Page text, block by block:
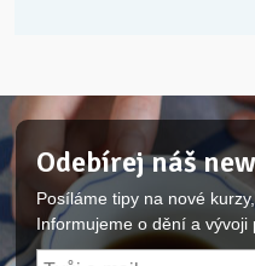
Odebírej náš
Posíláme tipy na nové
Informujeme o dění a vývoji